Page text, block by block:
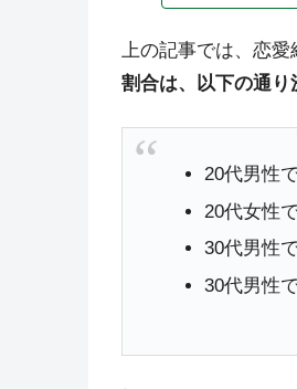
上の記事では、恋愛
割合は、以下の通り
20代男性
20代女性
30代男性
30代男性